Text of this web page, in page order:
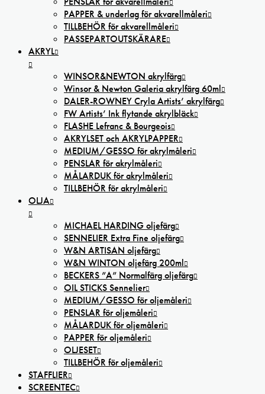
PAPPER & underlag för akvarellmåleri
TILLBEHÖR för akvarellmåleri
PASSEPARTOUTSKÄRARE
AKRYL
WINSOR&NEWTON akrylfärg
Winsor & Newton Galeria akrylfärg 60ml
DALER-ROWNEY Cryla Artists’ akrylfärg
FW Artists’ Ink flytande akrylbläck
FLASHE Lefranc & Bourgeois
AKRYLSET och AKRYLPAPPER
MEDIUM/GESSO för akrylmåleri
PENSLAR för akrylmåleri
MÅLARDUK för akrylmåleri
TILLBEHÖR för akrylmåleri
OLJA
MICHAEL HARDING oljefärg
SENNELIER Extra Fine oljefärg
W&N ARTISAN oljefärg
W&N WINTON oljefärg 200ml
BECKERS ”A” Normalfärg oljefärg
OIL STICKS Sennelier
MEDIUM/GESSO för oljemåleri
PENSLAR för oljemåleri
MÅLARDUK för oljemåleri
PAPPER för oljemåleri
OLJESET
TILLBEHÖR för oljemåleri
STAFFLIER
SCREENTEC